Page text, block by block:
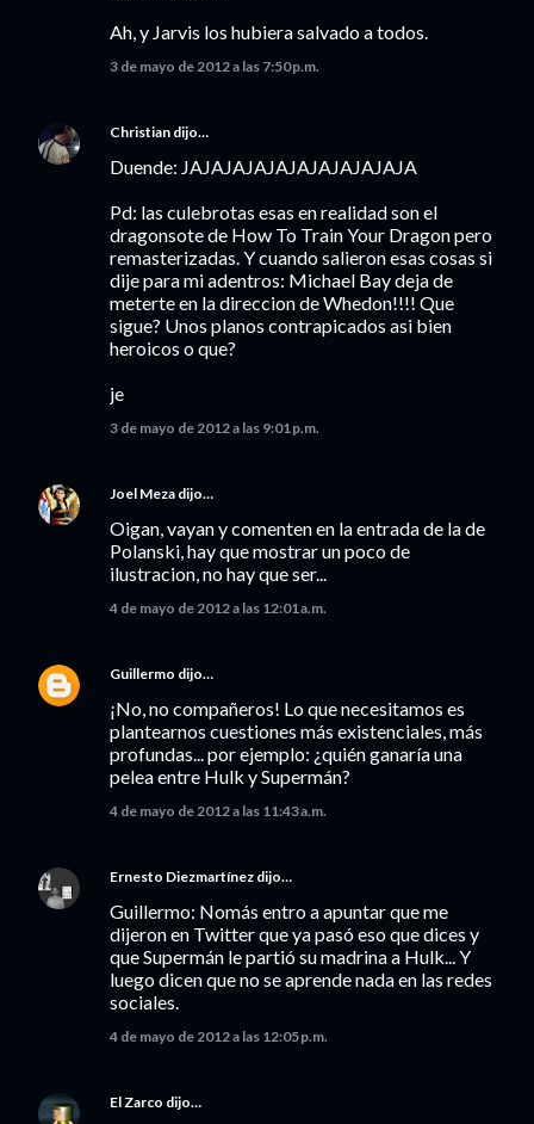
Ah, y Jarvis los hubiera salvado a todos.
3 de mayo de 2012 a las 7:50 p.m.
Christian dijo…
Duende: JAJAJAJAJAJAJAJAJAJAJA
Pd: las culebrotas esas en realidad son el
dragonsote de How To Train Your Dragon pero
remasterizadas. Y cuando salieron esas cosas si
dije para mi adentros: Michael Bay deja de
meterte en la direccion de Whedon!!!! Que
sigue? Unos planos contrapicados asi bien
heroicos o que?
je
3 de mayo de 2012 a las 9:01 p.m.
Joel Meza dijo…
Oigan, vayan y comenten en la entrada de la de
Polanski, hay que mostrar un poco de
ilustracion, no hay que ser...
4 de mayo de 2012 a las 12:01 a.m.
Guillermo dijo…
¡No, no compañeros! Lo que necesitamos es
plantearnos cuestiones más existenciales, más
profundas... por ejemplo: ¿quién ganaría una
pelea entre Hulk y Supermán?
4 de mayo de 2012 a las 11:43 a.m.
Ernesto Diezmartínez dijo…
Guillermo: Nomás entro a apuntar que me
dijeron en Twitter que ya pasó eso que dices y
que Supermán le partió su madrina a Hulk... Y
luego dicen que no se aprende nada en las redes
sociales.
4 de mayo de 2012 a las 12:05 p.m.
El Zarco dijo…